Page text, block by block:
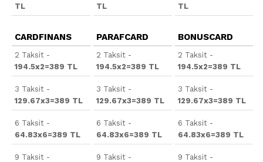
TL
TL
TL
CARDFINANS
2 Taksit -
194.5x2=389 TL
3 Taksit -
129.67x3=389 TL
6 Taksit -
64.83x6=389 TL
9 Taksit -
PARAFCARD
2 Taksit -
194.5x2=389 TL
3 Taksit -
129.67x3=389 TL
6 Taksit -
64.83x6=389 TL
9 Taksit -
BONUSCARD
2 Taksit -
194.5x2=389 TL
3 Taksit -
129.67x3=389 TL
6 Taksit -
64.83x6=389 TL
9 Taksit -